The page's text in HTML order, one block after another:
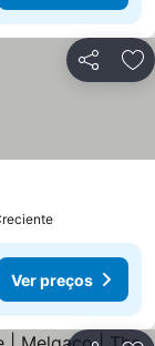
Partilhar
Ver preços